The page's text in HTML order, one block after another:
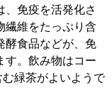
、免疫を活発化さ
繊維をたっぷり含
酵食品などが、免
す。飲み物はコー
緑茶がよいようで